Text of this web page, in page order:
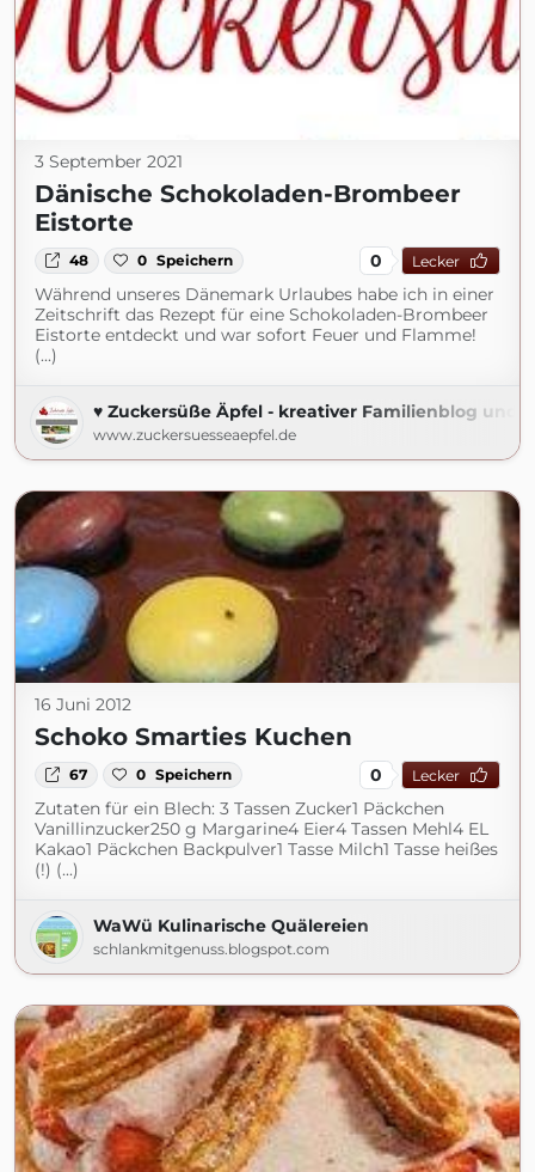
3 September 2021
Dänische Schokoladen-Brombeer
Eistorte
48 0 Speichern 0 Lecker
Während unseres Dänemark Urlaubes habe ich in einer
Zeitschrift das Rezept für eine Schokoladen-Brombeer
Eistorte entdeckt und war sofort Feuer und Flamme!
(...)
♥ Zuckersüße Äpfel - kreativer Familienblog und
www.zuckersuesseaepfel.de
16 Juni 2012
Schoko Smarties Kuchen
67 0 Speichern 0 Lecker
Zutaten für ein Blech: 3 Tassen Zucker1 Päckchen
Vanillinzucker250 g Margarine4 Eier4 Tassen Mehl4 EL
Kakao1 Päckchen Backpulver1 Tasse Milch1 Tasse heißes
(!) (...)
WaWü Kulinarische Quälereien
schlankmitgenuss.blogspot.com